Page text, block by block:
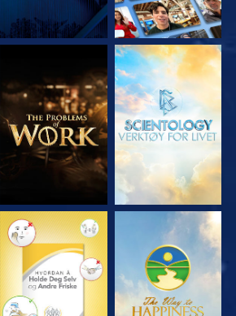
UTFORSK SERIEN UTFORSK SERIEN
SE SE